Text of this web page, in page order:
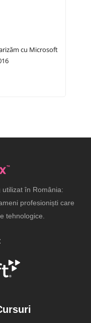
cu Microsoft
în România:
profesioniști care
tehnologice.